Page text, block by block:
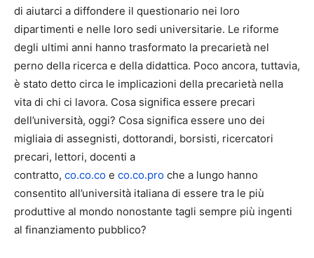
di aiutarci a diffondere il questionario nei loro
dipartimenti e nelle loro sedi universitarie. Le riforme
degli ultimi anni hanno trasformato la precarietà nel
perno della ricerca e della didattica. Poco ancora, tuttavia,
è stato detto circa le implicazioni della precarietà nella
vita di chi ci lavora. Cosa significa essere precari
dell’università, oggi? Cosa significa essere uno dei
migliaia di assegnisti, dottorandi, borsisti, ricercatori
precari, lettori, docenti a
contratto, co.co.co e co.co.pro che a lungo hanno
consentito all’università italiana di essere tra le più
produttive al mondo nonostante tagli sempre più ingenti
al finanziamento pubblico?